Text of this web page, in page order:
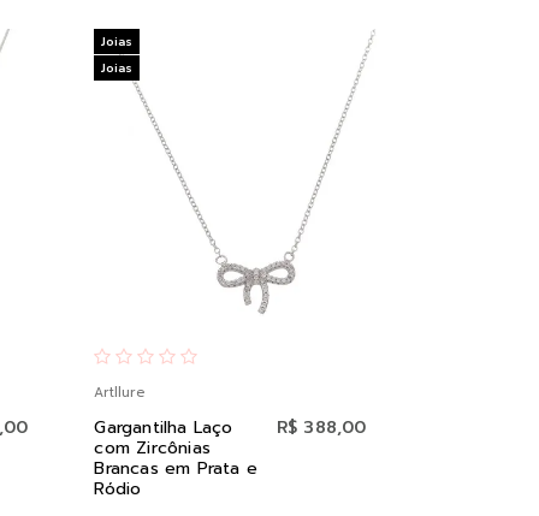
Artllure
Gargantilha Laço
com Zircônias
Brancas em Prata e
Ródio
R$ 388,00
Joias
Joias